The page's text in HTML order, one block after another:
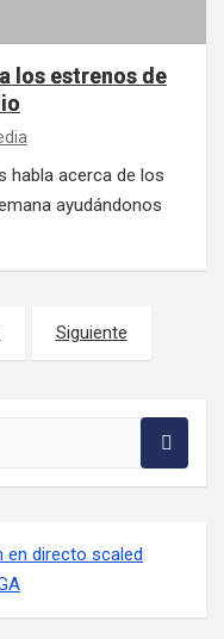
los estrenos de
habla acerca de los
ayudándonos
Siguiente